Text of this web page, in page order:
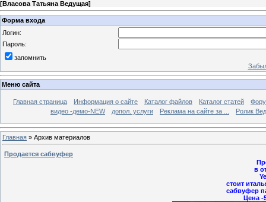
[Власова Татьяна Ведущая]
Форма входа
Логин:
Пароль:
запомнить
Меню сайта
Главная страница Информация о сайте Каталог файлов Каталог статей
видео -демо-NEW
допол. услуги Реклама на сайте за ... Ролик
Главная » Архив материалов
Продается сабвуфер
в
стоит
сабвуфер
Цена -